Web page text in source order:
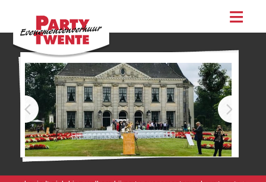
assortiment
evenementen
feesten
bestellen
contact